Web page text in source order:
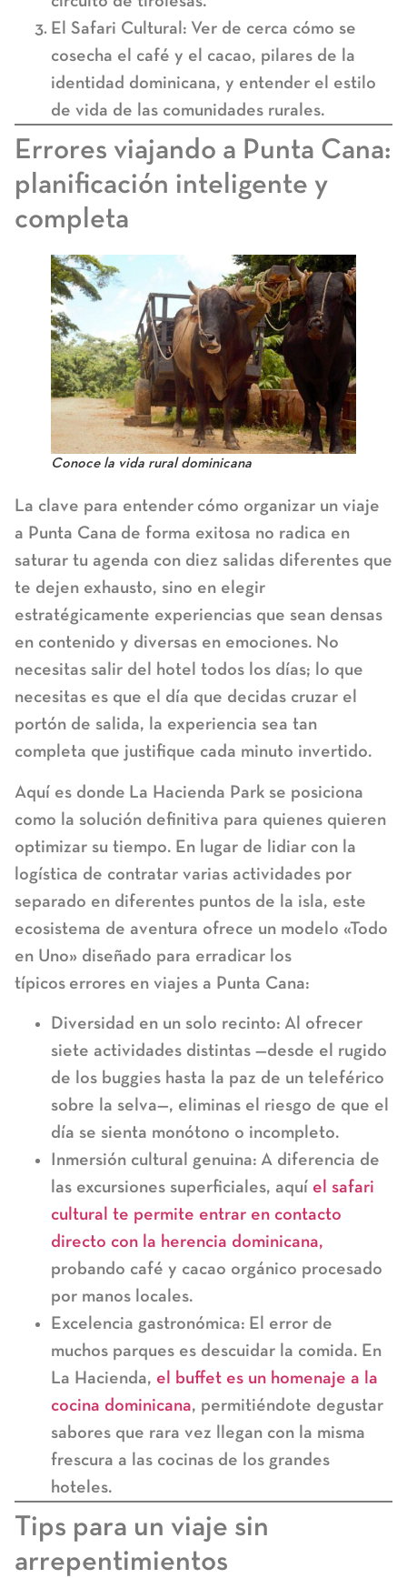
El Safari Cultural: Ver de cerca cómo se
cosecha el café y el cacao, pilares de la
identidad dominicana, y entender el estilo
de vida de las comunidades rurales.
Errores viajando a Punta Cana:
planificación inteligente y
completa
Conoce la vida rural dominicana
La clave para entender cómo organizar un viaje
a Punta Cana de forma exitosa no radica en
saturar tu agenda con diez salidas diferentes que
te dejen exhausto, sino en elegir
estratégicamente experiencias que sean densas
en contenido y diversas en emociones. No
necesitas salir del hotel todos los días; lo que
necesitas es que el día que decidas cruzar el
portón de salida, la experiencia sea tan
completa que justifique cada minuto invertido.
Aquí es donde La Hacienda Park se posiciona
como la solución definitiva para quienes quieren
optimizar su tiempo. En lugar de lidiar con la
logística de contratar varias actividades por
separado en diferentes puntos de la isla, este
ecosistema de aventura ofrece un modelo «Todo
en Uno» diseñado para erradicar los
típicos errores en viajes a Punta Cana:
Diversidad en un solo recinto: Al ofrecer
siete actividades distintas —desde el rugido
de los buggies hasta la paz de un teleférico
sobre la selva—, eliminas el riesgo de que el
día se sienta monótono o incompleto.
Inmersión cultural genuina: A diferencia de
las excursiones superficiales, aquí el safari
cultural te permite entrar en contacto
directo con la herencia dominicana,
probando café y cacao orgánico procesado
por manos locales.
Excelencia gastronómica: El error de
muchos parques es descuidar la comida. En
La Hacienda, el buffet es un homenaje a la
cocina dominicana, permitiéndote degustar
sabores que rara vez llegan con la misma
frescura a las cocinas de los grandes
hoteles.
Tips para un viaje sin
arrepentimientos